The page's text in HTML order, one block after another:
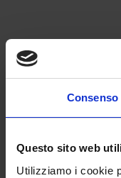
Consenso
Questo sito web
Utilizziamo i cookie